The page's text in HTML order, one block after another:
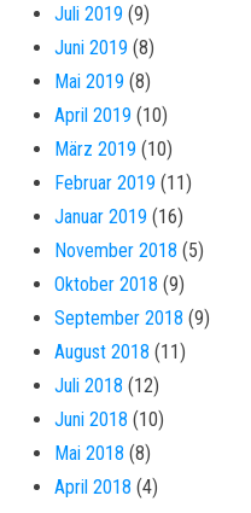
Juli 2019 (9)
Juni 2019 (8)
Mai 2019 (8)
April 2019 (10)
März 2019 (10)
Februar 2019 (11)
Januar 2019 (16)
November 2018 (5)
Oktober 2018 (9)
September 2018 (9)
August 2018 (11)
Juli 2018 (12)
Juni 2018 (10)
Mai 2018 (8)
April 2018 (4)